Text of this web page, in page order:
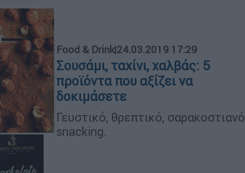
Food & Drink|24.03.2019 17:29
Σουσάμι, ταχίνι, χαλβάς: 5
προϊόντα που αξίζει να
δοκιμάσετε
Γευστικό, θρεπτικό, σαρακοστιανό
snacking.